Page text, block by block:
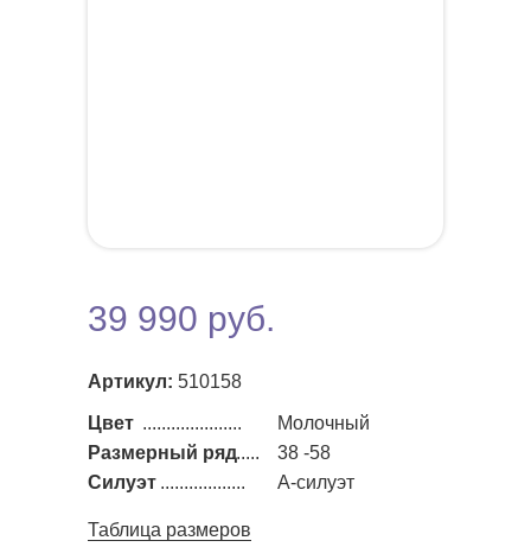
Артикул: 510158
Цвет
Размерный ряд
Молочный
38 -58
.....................
......
Силуэт А-силуэт
..................
39 990 руб.
Таблица размеров